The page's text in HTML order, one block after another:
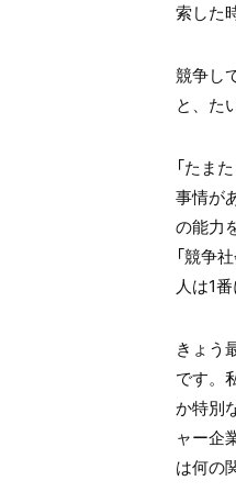
索した
競争し
と、た
「たま
事情が
の能力
「競争
人は1
きょう
です。
か特別
ャー企
は何の